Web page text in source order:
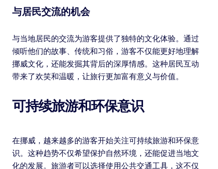
与居民交流的机会
与当地居民的交流为游客提供了独特的文化体验。通过
倾听他们的故事、传统和习俗，游客不仅能更好地理解
挪威文化，还能发掘其背后的深厚情感。这种居民互动
带来了欢笑和温暖，让旅行更加富有意义与价值。
可持续旅游和环保意识
在挪威，越来越多的游客开始关注可持续旅游和环保意
识。这种趋势不仅希望保护自然环境，还能促进当地文
化的发展。旅游者可以选择使用公共交通工具，这不仅